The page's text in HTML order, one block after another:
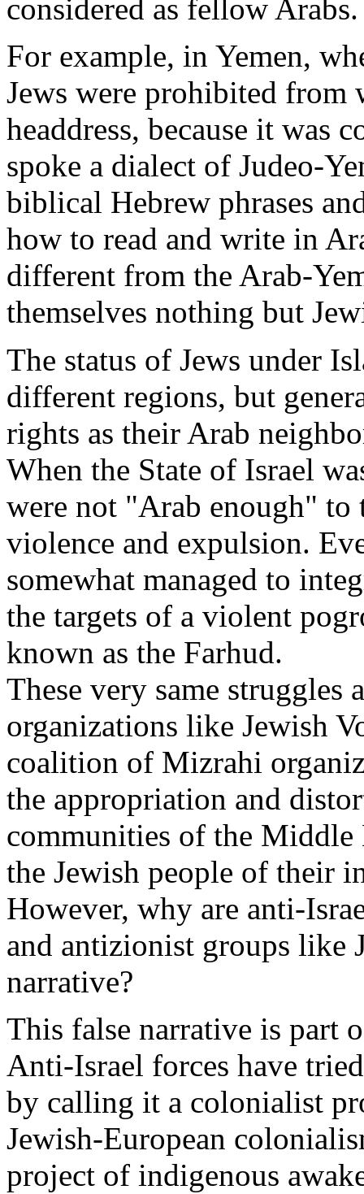
considered as fellow Arabs
For example, in Yemen,
Jews were prohibited from
headdress, because it was
spoke a dialect of Judeo-
biblical Hebrew phrases
how to read and write in
different from the Arab-
themselves nothing but
The status of Jews under
different regions, but
rights as their Arab
When the State of Israel
were not "Arab enough" to
violence and expulsion.
somewhat managed to
the targets of a violent
known as the Farhud.
These very same struggles
organizations like Jewish
coalition of Mizrahi
the appropriation and
communities of the Middle
the Jewish people of their
However, why are anti-
and antizionist groups like
narrative?
This false narrative is part
Anti-Israel forces have tried
by calling it a colonialist
Jewish-European
project of indigenous